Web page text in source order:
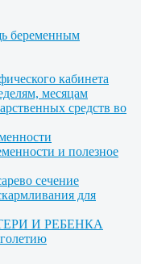
беременным
кабинета
месяцам
средств во
и полезное
сечение
для
И РЕБЕНКА